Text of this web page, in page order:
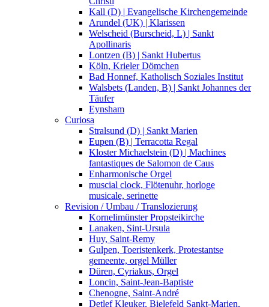
Kall (D) | Evangelische Kirchengemeinde
Arundel (UK) | Klarissen
Welscheid (Burscheid, L) | Sankt
Apollinaris
Lontzen (B) | Sankt Hubertus
Köln, Krieler Dömchen
Bad Honnef, Katholisch Soziales Institut
Walsbets (Landen, B) | Sankt Johannes der
Täufer
Eynsham
Curiosa
Stralsund (D) | Sankt Marien
Eupen (B) | Terracotta Regal
Kloster Michaelstein (D) | Machines
fantastiques de Salomon de Caus
Enharmonische Orgel
muscial clock, Flötenuhr, horloge
musicale, serinette
Revision / Umbau / Translozierung
Kornelimünster Propsteikirche
Lanaken, Sint-Ursula
Huy, Saint-Remy
Gulpen, Toeristenkerk, Protestantse
gemeente, orgel Müller
Düren, Cyriakus, Orgel
Loncin, Saint-Jean-Baptiste
Chenogne, Saint-André
Detlef Kleuker, Bielefeld Sankt-Marien,